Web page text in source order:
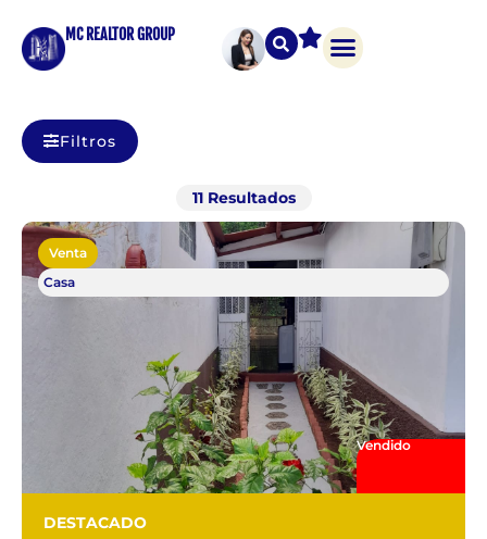
MC REALTOR GROUP
Filtros
11Resultados
Venta
Casa
Vendido
DESTACADO